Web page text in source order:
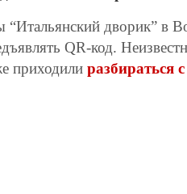
“Итальянский дворик” в
QR-код.
приходили разбираться с